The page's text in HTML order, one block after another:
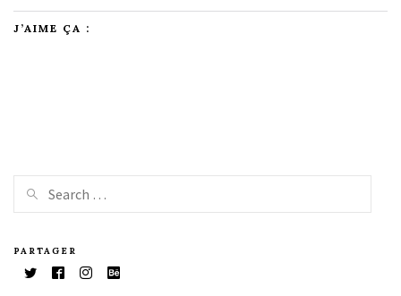
J’AIME ÇA :
PARTAGER